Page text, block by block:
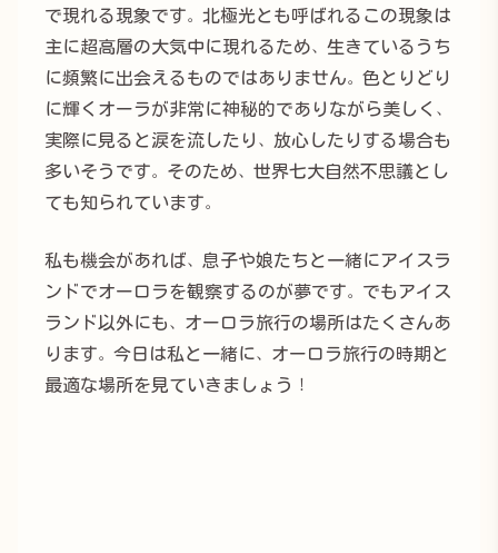
で現れる現象です。北極光とも呼ばれるこの現象は
主に超高層の大気中に現れるため、生きているうち
に頻繁に出会えるものではありません。色とりどり
に輝くオーラが非常に神秘的でありながら美しく、
実際に見ると涙を流したり、放心したりする場合も
多いそうです。そのため、世界七大自然不思議とし
ても知られています。
私も機会があれば、息子や娘たちと一緒にアイスラ
ンドでオーロラを観察するのが夢です。でもアイス
ランド以外にも、オーロラ旅行の場所はたくさんあ
ります。今日は私と一緒に、オーロラ旅行の時期と
最適な場所を見ていきましょう！